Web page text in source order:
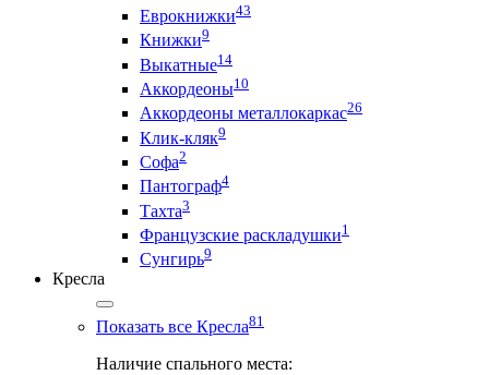
Еврокнижки43
Книжки9
Выкатные14
Аккордеоны10
Аккордеоны металлокаркас26
Клик-кляк9
Софа2
Пантограф4
Тахта3
Французские раскладушки1
Сунгирь9
Кресла
Показать все Кресла81
Наличие спального места: